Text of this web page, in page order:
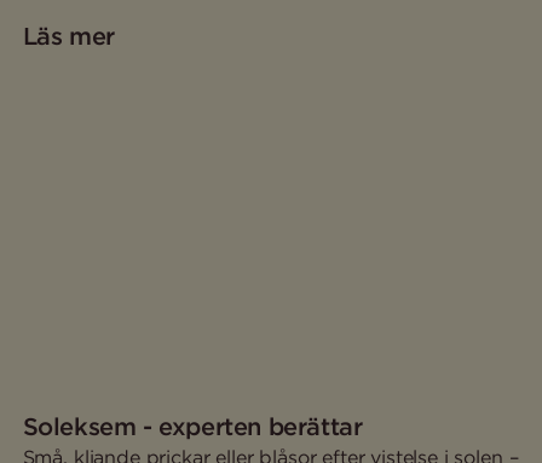
Läs mer
Soleksem - experten berättar
Små, kliande prickar eller blåsor efter vistelse i solen –